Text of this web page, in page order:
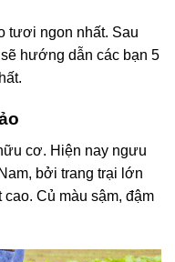
tươi ngon nhất. Sau
sẽ hướng dẫn các bạn 5
cơ. Hiện nay ngưu
bởi trang trại lớn
Củ màu sậm, đậm